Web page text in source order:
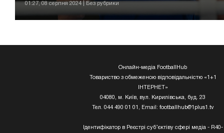
01:27, 08 серпня 2024 | Без рубрики
Онлайн-медіа FootballHub
Товариство з обмеженою відповідальністю «1+1
ІНТЕРНЕТ»
04080, м. Київ, вул. Кирилівська, буд. 23
Тел. 044 490 01 01, Email: footballhub@1plus1.tv
Ідентифікатор в Реєстрі суб’єктіву сфері медіа - R40-